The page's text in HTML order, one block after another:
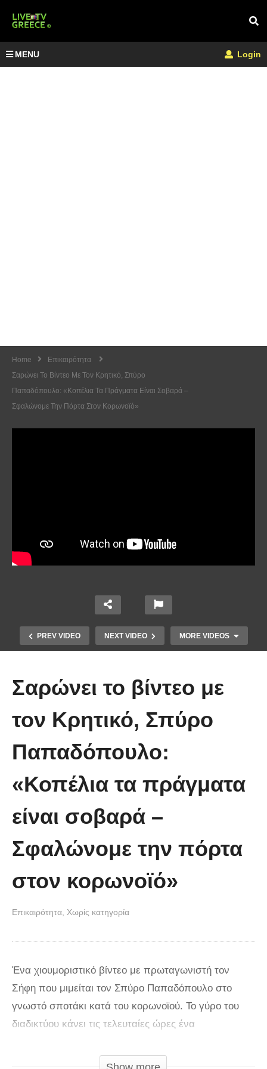
MENU Login
Home
Επικαιρότητα
Σαρώνει Το Βίντεο Με Τον Κρητικό, Σπύρο
Παπαδόπουλο: «Κοπέλια Τα Πράγματα Είναι Σοβαρά –
Σφαλώνομε Την Πόρτα Στον Κορωνοϊό»
PREV VIDEO NEXT VIDEO MORE VIDEOS
πρώτη στιγμή και συγκίνησε το
νοηματική με ένα μικρό κορίτσι
Σαρώνει το βίντεο με
τον Κρητικό, Σπύρο
Παπαδόπουλο:
«Κοπέλια τα πράγματα
είναι σοβαρά –
Σφαλώνομε την πόρτα
στον κορωνοϊό»
Επικαιρότητα Χωρίς κατηγορία
Ένα χιουμοριστικό βίντεο με πρωταγωνιστή τον
Σήφη που μιμείται τον Σπύρο Παπαδόπουλο στο
γνωστό σποτάκι κατά του κορωνοϊού. Το γύρο του
διαδικτύου κάνει τις τελευταίες ώρες ένα
ηθοποιό Σπύρο Παπαδόπουλο,με τον τελευταίο ως